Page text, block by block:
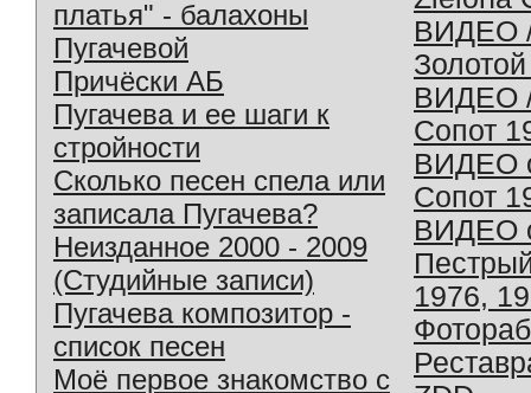
платья" - балахоны
Пугачевой
Причёски АБ
Пугачева и ее шаги к
стройности
Сколько песен спела или
записала Пугачева?
Неизданное 2000 - 2009
(Студийные записи)
Пугачева композитор -
список песен
Моё первое знакомство с
ВИДЕО
ВИДЕО
Сопот
ВИДЕО
Сопот
ВИДЕО
1976,